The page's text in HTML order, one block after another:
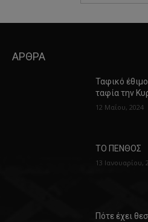
ΑΡΘΡΑ
Ταφικό
ταφία την
12 Μαΐου, 2024
ΤΟ ΠΕΝΘΟΣ
13 Ιανουαρίου,
Πότε έχει